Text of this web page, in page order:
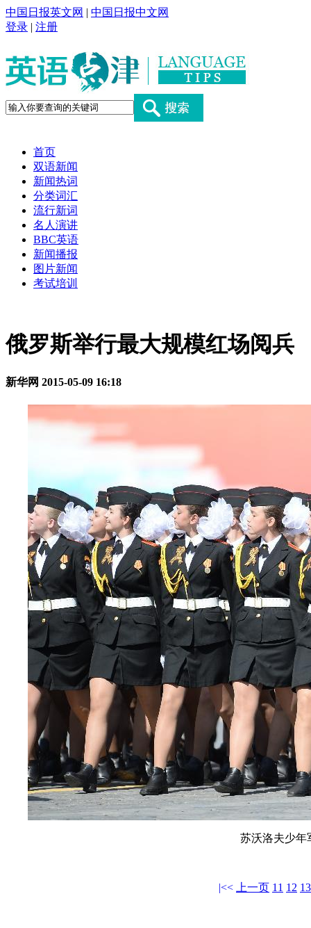
中国日报英文网 | 中国日报中文网
登录 | 注册
首页
双语新闻
新闻热词
分类词汇
流行新词
名人演讲
BBC英语
新闻播报
图片新闻
考试培训
俄罗斯举行最大规模红场阅兵
新华网 2015-05-09 16:18
苏沃洛夫少年
|<< 上一页 11 12 13